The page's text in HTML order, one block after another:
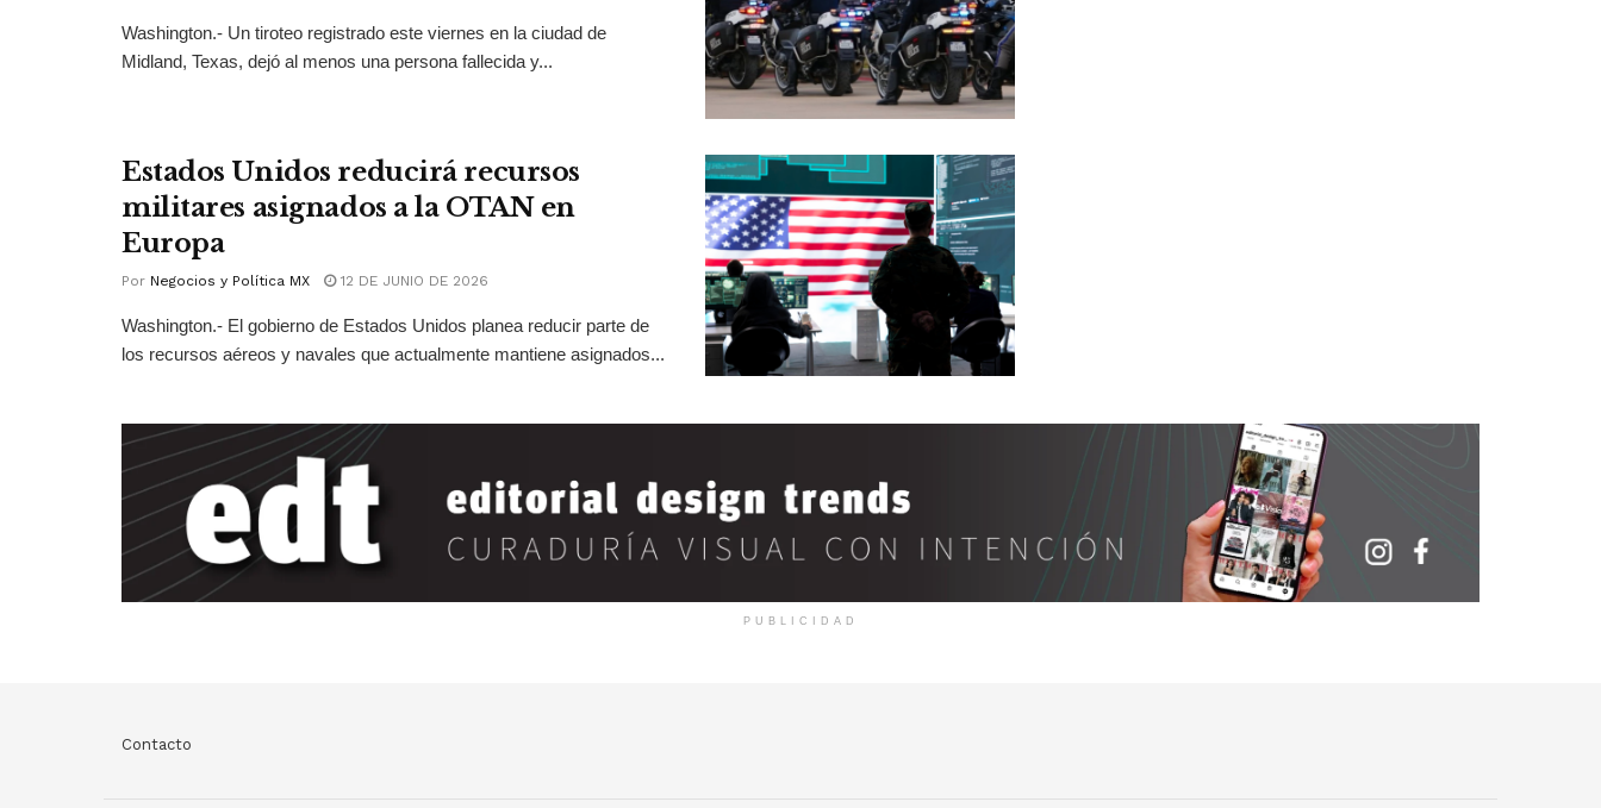
Washington.- Un tiroteo registrado este viernes en la ciudad de
Midland, Texas, dejó al menos una persona fallecida y...
Estados Unidos reducirá recursos
militares asignados a la OTAN en
Europa
Por Negocios y Política MX 12 DE JUNIO DE 2026
Washington.- El gobierno de Estados Unidos planea reducir parte de
los recursos aéreos y navales que actualmente mantiene asignados...
PUBLICIDAD
Contacto